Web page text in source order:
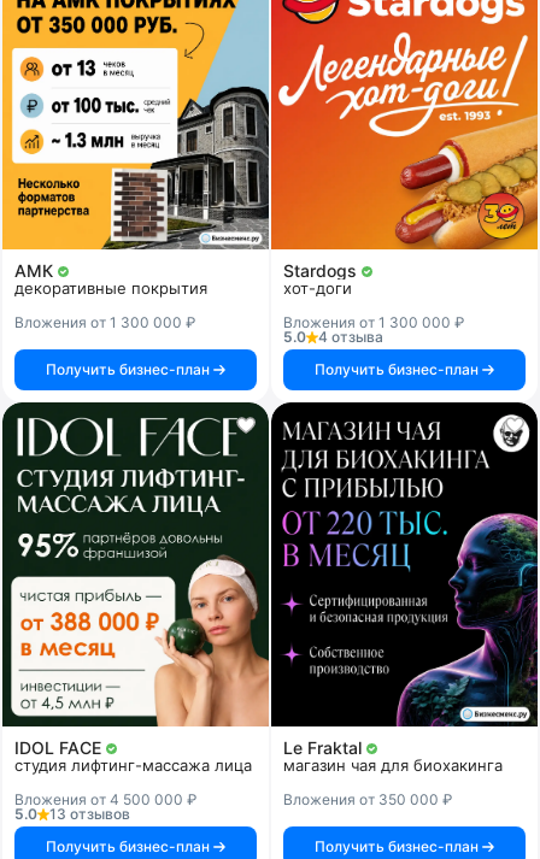
АМК
декоративные покрытия
Вложения от 1 300 000 ₽
Получить бизнес-план
Stardogs
хот-доги
Вложения от 1 300 000 ₽
5.0
4 отзыва
Получить бизнес-план
IDOL FACE
студия лифтинг-массажа лица
Вложения от 4 500 000 ₽
5.0
13 отзывов
Получить бизнес-план
Le Fraktal
магазин чая для биохакинга
Вложения от 350 000 ₽
Получить бизнес-план